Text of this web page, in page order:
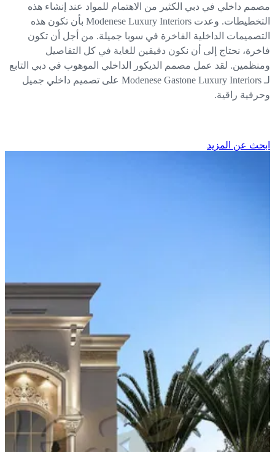
داخلي في دبي الكثير من الاهتمام للمواد عند إنشاء هذه
التخطيطات. وعدت Modenese Luxury Interiors بأن تكون هذه
الداخلية الفاخرة في سوبا جميلة. من أجل أن تكون
نحتاج إلى أن نكون دقيقين للغاية في كل التفاصيل
لقد عمل مصمم الديكور الداخلي الموهوب في دبي التابع
لـ Modenese Gastone Luxury Interiors على تصميم داخلي جميل
راقية.
عن المزيد